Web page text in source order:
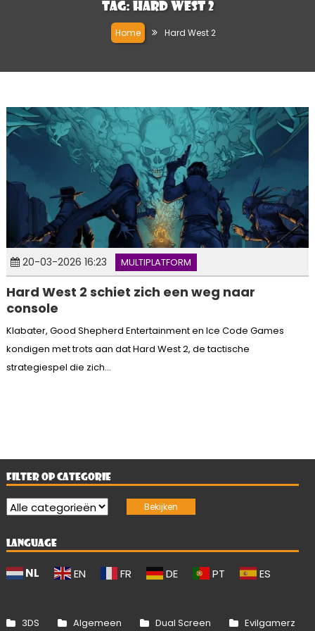
Tag: Hard West 2
Home Hard West 2
20-03-2026 16:23 MULTIPLATFORM
Hard West 2 schiet zich een weg naar
console
Klabater, Good Shepherd Entertainment en Ice Code Games
kondigen met trots aan dat Hard West 2, de tactische
strategiespel die zich...
FILTER OP CATEGORIE
LANGUAGE
NL EN FR DE PT ES
3DS Algemeen Dual Screen Evilgamerz